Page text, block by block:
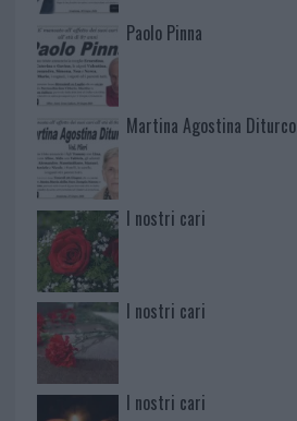
Paolo Pinna
Martina Agostina Diturco
I nostri cari
I nostri cari
I nostri cari